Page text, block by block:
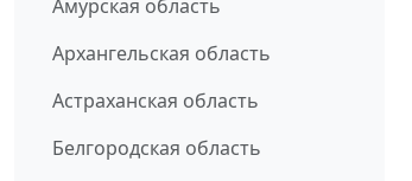
Амурская область
Архангельская область
Астраханская область
Белгородская область